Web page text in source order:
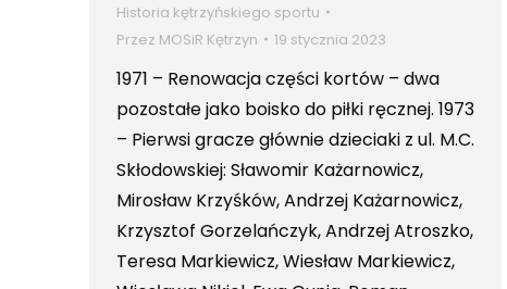
Historia kętrzyńskiego sportu
Przez MOSiR Kętrzyn 19 stycznia 2023
1971 – Renowacja części kortów – dwa
pozostałe jako boisko do piłki ręcznej. 1973
– Pierwsi gracze głównie dzieciaki z ul. M.C.
Skłodowskiej: Sławomir Każarnowicz,
Mirosław Krzyśków, Andrzej Każarnowicz,
Krzysztof Gorzelańczyk, Andrzej Atroszko,
Teresa Markiewicz, Wiesław Markiewicz,